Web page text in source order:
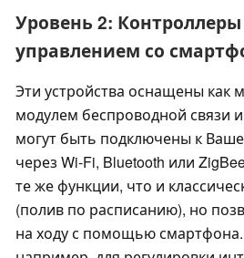
Уровень 2:
управлением со
Эти устройства оснащены как
модулем беспроводной связи
могут быть подключены к
через Wi-Fi, Bluetooth или
те же функции, что и
(полив по расписанию), но
на ходу с помощью